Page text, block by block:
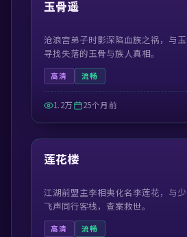
玉骨遥
沧浪宫弟子时影深陷血族之祸，与
寻找失落的玉骨与族人真相。
高清 流畅
1.2万 25个月前
精选
莲花楼
江湖前盟主李相夷化名李莲花，与
飞声同行客栈，查案救世。
高清 流畅